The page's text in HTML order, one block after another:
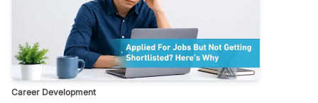
Career Development